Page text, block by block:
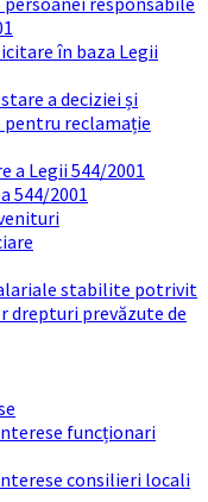
în baza Legii
a deciziei și
reclamație
a Legii 544/2001
544/2001
stabilite potrivit
drepturi prevăzute de
funcționari
consilieri locali